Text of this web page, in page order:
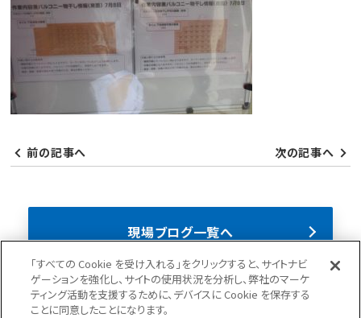
前の記事へ 次の記事へ
現場ブログ一覧へ
ニュース(35) 現場ブログ(284)
「すべての Cookie を受け入れる」をクリックすると、サイトナビ
ゲーションを強化し、サイトの使用状況を分析し、弊社のマーケ
ティング活動を支援するために、デバイスに Cookie を保存する
ことに同意したことになります。